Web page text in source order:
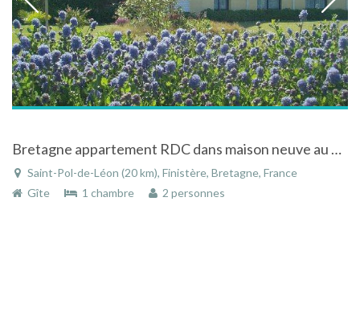
Bretagne appartement RDC dans maison neuve au calme à 200m de la plage 1km des commerces
Saint-Pol-de-Léon (20 km), Finistère, Bretagne, France
Gîte
1 chambre 2 personnes